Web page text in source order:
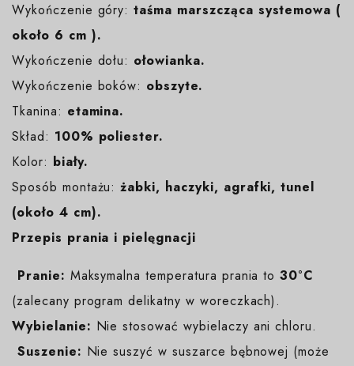
Wykończenie góry:taśma marszcząca systemowa (
około 6 cm ).
Wykończenie dołu: ołowianka.
Wykończenie boków: obszyte.
Tkanina: etamina.
Skład: 100% poliester.
Kolor: biały.
Sposób montażu:żabki, haczyki, agrafki, tunel
(około 4 cm).
Przepis prania i pielęgnacji
Pranie: Maksymalna temperatura prania to30°C
(zalecany program delikatny w woreczkach).
Wybielanie: Nie stosować wybielaczy ani chloru.
Suszenie: Nie suszyć w suszarce bębnowej (może